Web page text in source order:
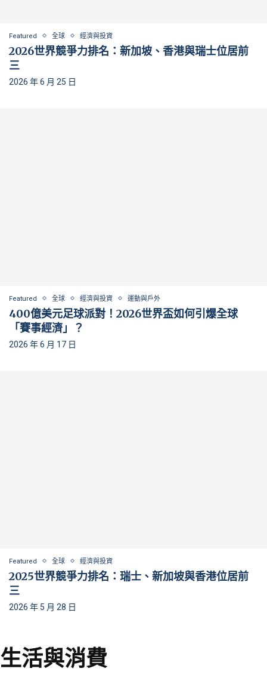
Featured 全球 經濟與投資
2026世界競爭力排名：新加坡、香港與瑞士位居前
三
2026 年 6 月 25 日
Featured 全球 經濟與投資 運動與戶外
400億美元足球派對！2026世界盃如何引爆全球
「賽事經濟」？
2026 年 6 月 17 日
Featured 全球 經濟與投資
2025世界競爭力排名：瑞士、新加坡與香港位居前
三
2026 年 5 月 28 日
生活與消費